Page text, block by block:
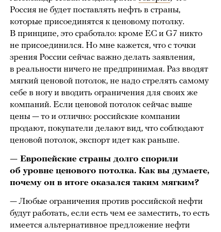
Россия не будет поставлять нефть в страны,
которые присоединятся к ценовому потолку.
В принципе, это сработало: кроме ЕС и G7 никто
не присоединился. Но мне кажется, что с точки
зрения России сейчас важно делать заявления,
в реальности ничего не предпринимая. Раз вводят
мягкий ценовой потолок, не надо стрелять самому
себе в ногу и вводить ограничения для своих же
компаний. Если ценовой потолок сейчас выше
цены — то и отлично: российские компании
продают, покупатели делают вид, что соблюдают
ценовой потолок, экспорт идет как раньше.
— Европейские страны долго спорили
об уровне ценового потолка. Как вы думаете,
почему он в итоге оказался таким мягким?
— Любые ограничения против российской нефти
будут работать, если есть чем ее заместить, то есть
имеется альтернативное предложение нефти